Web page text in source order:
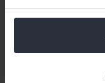
In winkelwagen